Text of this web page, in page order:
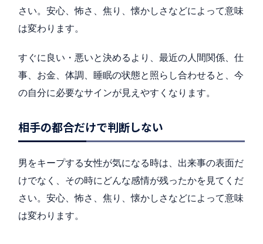
さい。安心、怖さ、焦り、懐かしさなどによって意味
は変わります。
すぐに良い・悪いと決めるより、最近の人間関係、仕
事、お金、体調、睡眠の状態と照らし合わせると、今
の自分に必要なサインが見えやすくなります。
相手の都合だけで判断しない
男をキープする女性が気になる時は、出来事の表面だ
けでなく、その時にどんな感情が残ったかを見てくだ
さい。安心、怖さ、焦り、懐かしさなどによって意味
は変わります。